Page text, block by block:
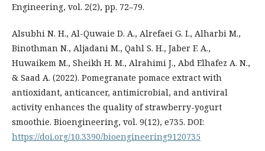
Engineering, vol. 2(2), pp. 72–79.
Alsubhi N. H., Al-Quwaie D. A., Alrefaei G. I., Alharbi M.,
Binothman N., Aljadani M., Qahl S. H., Jaber F. A.,
Huwaikem M., Sheikh H. M., Alrahimi J., Abd Elhafez A. N.,
& Saad A. (2022). Pomegranate pomace extract with
antioxidant, anticancer, antimicrobial, and antiviral
activity enhances the quality of strawberry-yogurt
smoothie. Bioengineering, vol. 9(12), e735. DOI:
https://doi.org/10.3390/bioengineering9120735